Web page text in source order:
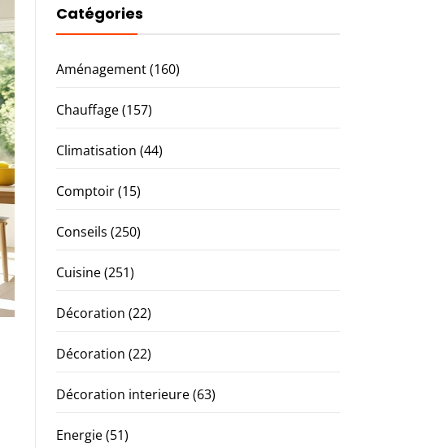
Catégories
Aménagement(160)
Chauffage(157)
Climatisation (44)
Comptoir(15)
Conseils (250)
Cuisine(251)
Décoration (22)
Décoration (22)
Décoration interieure(63)
Energie(51)